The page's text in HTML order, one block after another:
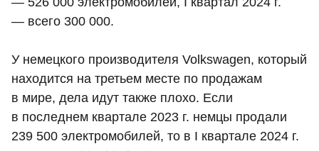
— всего 300 000.
У немецкого производителя Volkswagen, который
находится на третьем месте по продажам
в мире, дела идут также плохо. Если
в последнем квартале 2023 г. немцы продали
239 500 электромобилей, то в I квартале 2024 г.